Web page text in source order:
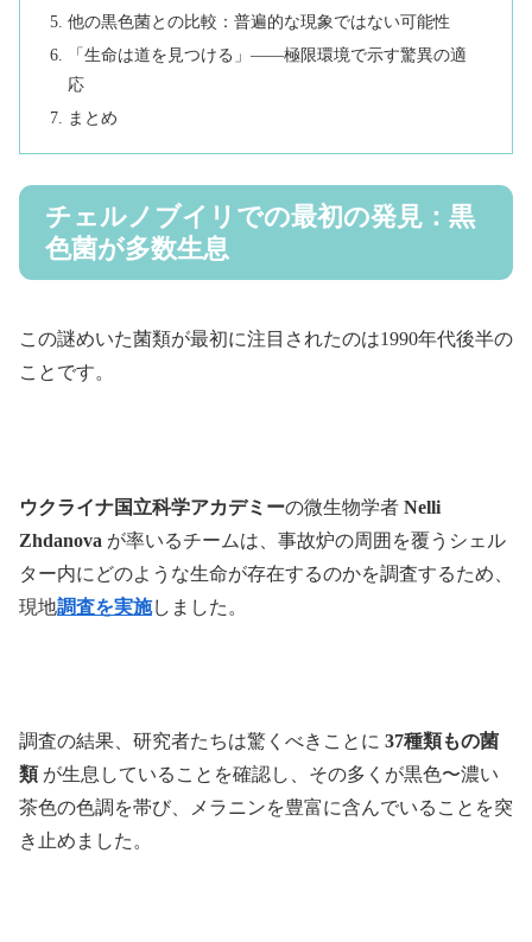
他の黒色菌との比較：普遍的な現象ではない可能性
「生命は道を見つける」——極限環境で示す驚異の適
応
まとめ
チェルノブイリでの最初の発見：黒
色菌が多数生息
この謎めいた菌類が最初に注目されたのは1990年代後半の
ことです。
ウクライナ国立科学アカデミーの微生物学者 Nelli
Zhdanova が率いるチームは、事故炉の周囲を覆うシェル
ター内にどのような生命が存在するのかを調査するため、
現地調査を実施しました。
調査の結果、研究者たちは驚くべきことに 37種類もの菌
類が生息していることを確認し、その多くが黒色〜濃い
茶色の色調を帯び、メラニンを豊富に含んでいることを突
き止めました。